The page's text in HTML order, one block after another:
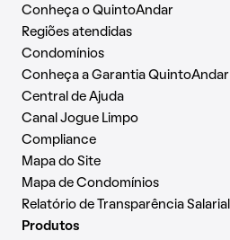
Conheça o QuintoAndar
Regiões atendidas
Condomínios
Conheça a Garantia QuintoAndar
Central de Ajuda
Canal Jogue Limpo
Compliance
Mapa do Site
Mapa de Condomínios
Relatório de Transparência Salarial
Produtos